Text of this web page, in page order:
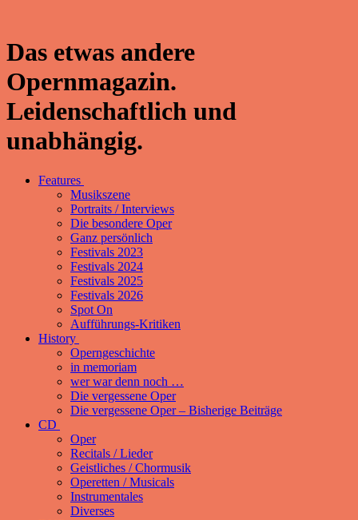
Das etwas andere
Opernmagazin.
Leidenschaftlich und
unabhängig.
Features
Musikszene
Portraits / Interviews
Die besondere Oper
Ganz persönlich
Festivals 2023
Festivals 2024
Festivals 2025
Festivals 2026
Spot On
Aufführungs-Kritiken
History
Operngeschichte
in memoriam
wer war denn noch …
Die vergessene Oper
Die vergessene Oper – Bisherige Beiträge
CD
Oper
Recitals / Lieder
Geistliches / Chormusik
Operetten / Musicals
Instrumentales
Diverses